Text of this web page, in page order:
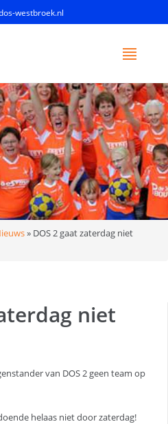
westbroek.nl
» DOS 2 gaat zaterdag niet
niet
van DOS 2 geen team op
helaas niet door zaterdag!